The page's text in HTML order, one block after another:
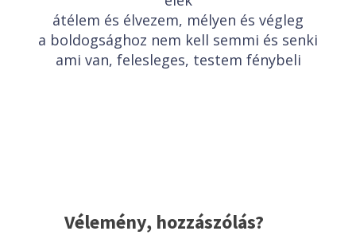
átélem és élvezem, mélyen és végleg
a boldogsághoz nem kell semmi és senki
ami van, felesleges, testem fénybeli
Vélemény, hozzászólás?